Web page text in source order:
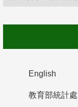
English